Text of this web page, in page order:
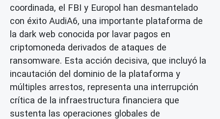
coordinada, el FBI y Europol han desmantelado
con éxito AudiA6, una importante plataforma de
la dark web conocida por lavar pagos en
criptomoneda derivados de ataques de
ransomware. Esta acción decisiva, que incluyó la
incautación del dominio de la plataforma y
múltiples arrestos, representa una interrupción
crítica de la infraestructura financiera que
sustenta las operaciones globales de